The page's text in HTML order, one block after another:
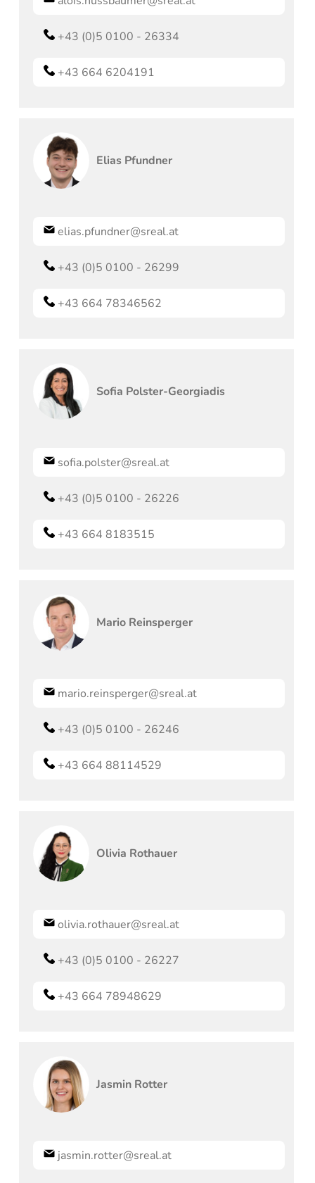
+43 (0)5 0100 - 26334
+43 664 6204191
Elias Pfundner
elias.pfundner@sreal.at
+43 (0)5 0100 - 26299
+43 664 78346562
Sofia Polster-Georgiadis
sofia.polster@sreal.at
+43 (0)5 0100 - 26226
+43 664 8183515
Mario Reinsperger
mario.reinsperger@sreal.at
+43 (0)5 0100 - 26246
+43 664 88114529
Olivia Rothauer
olivia.rothauer@sreal.at
+43 (0)5 0100 - 26227
+43 664 78948629
Jasmin Rotter
jasmin.rotter@sreal.at